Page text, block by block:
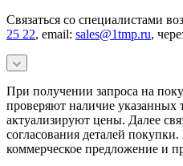
Связаться со специалистами
25 22, email: sales@1tmp.ru,
При получении запроса на
проверяют наличие указанных
актуализируют цены. Далее
согласования деталей
коммерческое предложение и